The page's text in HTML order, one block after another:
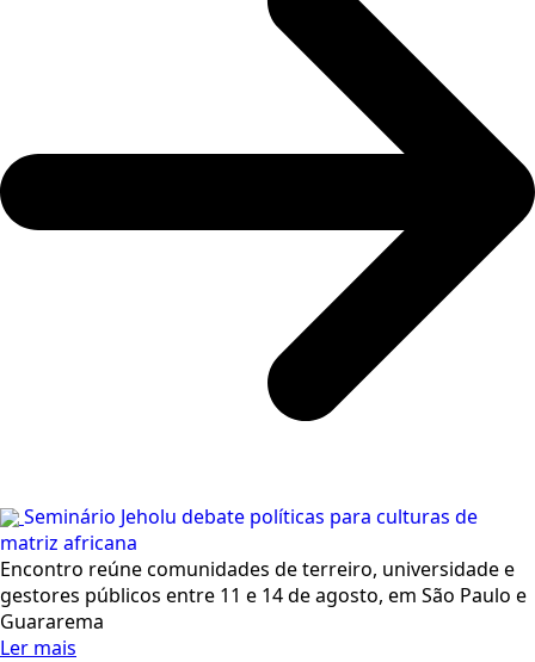
Seminário Jeholu debate políticas para culturas de
matriz africana
Encontro reúne comunidades de terreiro, universidade e
gestores públicos entre 11 e 14 de agosto, em São Paulo e
Guararema
Ler mais